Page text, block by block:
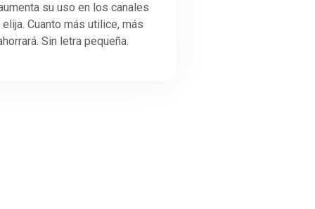
su uso en los canales
elija. Cuanto más utilice, más
Sin letra pequeña.